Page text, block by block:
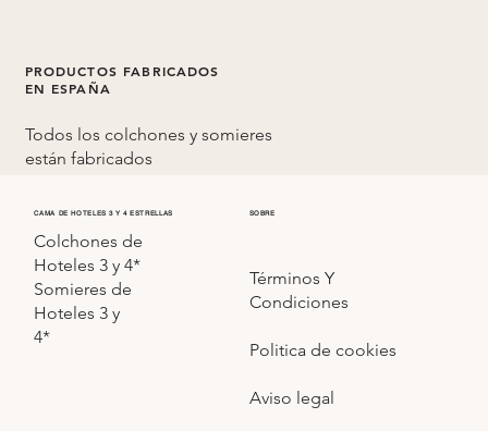
PRODUCTOS FABRICADOS
EN ESPAÑA
Todos los colchones y somieres
están fabricados
CAMA DE HOTELES 3 Y 4 ESTRELLAS
Colchones de
Hoteles 3 y 4*
Somieres de
Hoteles 3 y
4*
SOBRE
Términos Y
Condiciones
Politica de cookies
Aviso legal